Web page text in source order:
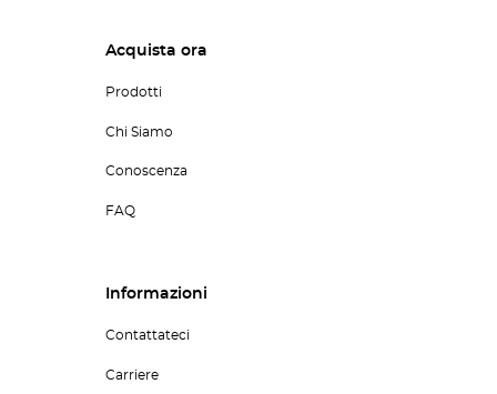
Acquista ora
Prodotti
Chi Siamo
Conoscenza
FAQ
Informazioni
Contattateci
Carriere